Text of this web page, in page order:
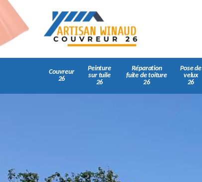
Couvreur
26
Peinture
sur tuile
26
Réparation
fuite de toiture
26
Pose de
velux
26